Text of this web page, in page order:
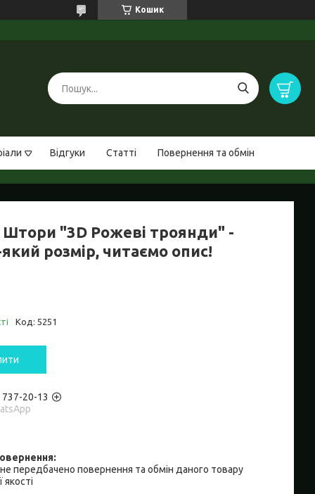
Кошик
Відгуки Статті Повернення та обмін
"3D Рожеві троянди" -
розмір, читаємо опис!
Код: 5251
737-20-13
передбачено повернення та обмін даного товару